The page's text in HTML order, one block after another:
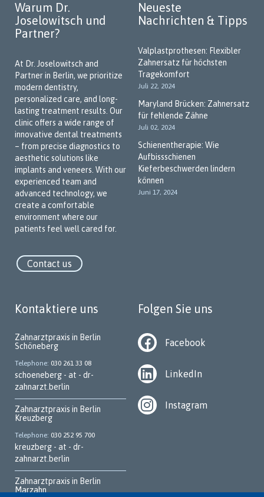
Warum Dr.
Joselowitsch und
Partner?
At Dr. Joselowitsch and
Partner in Berlin, we prioritize
modern dentistry,
personalized care, and long-
lasting treatment results. Our
clinic offers a wide range of
innovative dental treatments
– from precise diagnostics to
aesthetic solutions like
implants and veneers. With our
experienced team and
advanced technology, we
create a comfortable
environment where our
patients feel well cared for.
Contact us
Neueste
Nachrichten & Tipps
Valplastprothesen: Flexibler
Zahnersatz für höchsten
Tragekomfort
Juli 22, 2024
Maryland Brücken: Zahnersatz
für fehlende Zähne
Juli 02, 2024
Schienentherapie: Wie
Aufbissschienen
Kieferbeschwerden lindern
können
Juni 17, 2024
Kontaktiere uns
Zahnarztpraxis in Berlin
Schöneberg
Telephone 030 261 33 08
schoeneberg - at - dr-
zahnarzt.berlin
Zahnarztpraxis in Berlin
Kreuzberg
Telephone 030 252 95 700
kreuzberg - at - dr-
zahnarzt.berlin
Zahnarztpraxis in Berlin
Marzahn
Folgen Sie uns
Facebook
LinkedIn
Instagram